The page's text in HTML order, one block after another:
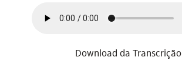
Download da Transcrição